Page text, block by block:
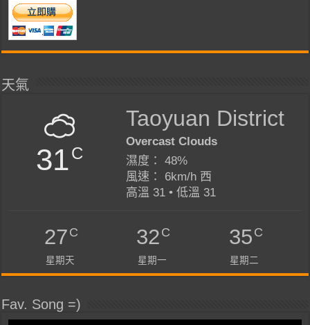
天氣
31C
Taoyuan District
Overcast Clouds
濕度： 48%
風速： 6km/h 西
高溫 31 • 低溫 31
27C
星期天
32C
星期一
35C
星期二
Fav. Song =)